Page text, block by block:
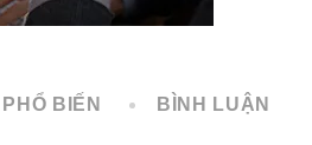
PHỔ BIẾN BÌNH LUẬN